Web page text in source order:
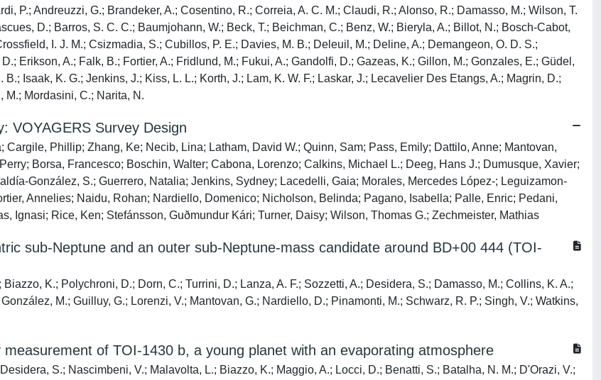
P.; Andreuzzi, G.; Brandeker, A.; Cosentino, R.; Correia, A. C. M.; Claudi, R.; Alonso, R.; Damasso, M.; Wilson, T.
D.; Barros, S. C. C.; Baumjohann, W.; Beck, T.; Beichman, C.; Benz, W.; Bieryla, A.; Billot, N.; Bosch-Cabot,
I. J. M.; Csizmadia, S.; Cubillos, P. E.; Davies, M. B.; Deleuil, M.; Deline, A.; Demangeon, O. D. S.;
Erikson, A.; Falk, B.; Fortier, A.; Fridlund, M.; Fukui, A.; Gandolfi, D.; Gazeas, K.; Gillon, M.; Gonzales, E.; Güdel,
Isaak, K. G.; Jenkins, J.; Kiss, L. L.; Korth, J.; Lam, K. W. F.; Laskar, J.; Lecavelier Des Etangs, A.; Magrin, D.;
M.; Mordasini, C.; Narita, N.
VOYAGERS Survey Design
Phillip; Zhang, Ke; Necib, Lina; Latham, David W.; Quinn, Sam; Pass, Emily; Dattilo, Anne; Mantovan,
Borsa, Francesco; Boschin, Walter; Cabona, Lorenzo; Calkins, Michael L.; Deeg, Hans J.; Dumusque, Xavier;
González, S.; Guerrero, Natalia; Jenkins, Sydney; Lacedelli, Gaia; Morales, Mercedes López-; Leguizamon-
Annelies; Naidu, Rohan; Nardiello, Domenico; Nicholson, Belinda; Pagano, Isabella; Palle, Enric; Pedani,
Ignasi; Rice, Ken; Stefánsson, Guðmundur Kári; Turner, Daisy; Wilson, Thomas G.; Zechmeister, Mathias
sub-Neptune and an outer sub-Neptune-mass candidate around BD+00 444 (TOI-
K.; Polychroni, D.; Dorn, C.; Turrini, D.; Lanza, A. F.; Sozzetti, A.; Desidera, S.; Damasso, M.; Collins, K. A.;
M.; Guilluy, G.; Lorenzi, V.; Mantovan, G.; Nardiello, D.; Pinamonti, M.; Schwarz, R. P.; Singh, V.; Watkins,
of TOI-1430 b, a young planet with an evaporating atmosphere
S.; Nascimbeni, V.; Malavolta, L.; Biazzo, K.; Maggio, A.; Locci, D.; Benatti, S.; Batalha, N. M.; D'Orazi, V.;